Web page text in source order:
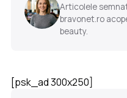
Articolele
bravonet.ro
beauty.
[psk_ad 300x250]